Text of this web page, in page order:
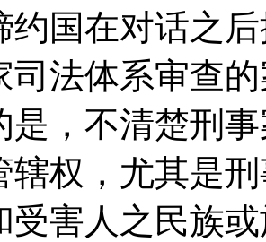
约国在对话之
司法体系审查
是，不清楚刑
辖权，尤其是
受害人之民族